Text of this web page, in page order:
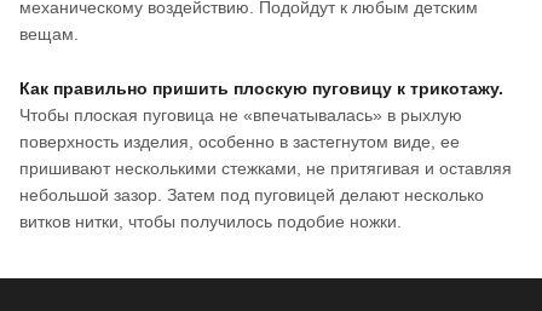
механическому воздействию. Подойдут к любым детским
вещам.
Как правильно пришить плоскую пуговицу к трикотажу.
Чтобы плоская пуговица не «впечатывалась» в рыхлую
поверхность изделия, особенно в застегнутом виде, ее
пришивают несколькими стежками, не притягивая и оставляя
небольшой зазор. Затем под пуговицей делают несколько
витков нитки, чтобы получилось подобие ножки.